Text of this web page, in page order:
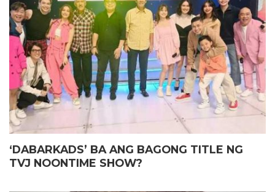
‘DABARKADS’ BA ANG BAGONG TITLE NG
TVJ NOONTIME SHOW?